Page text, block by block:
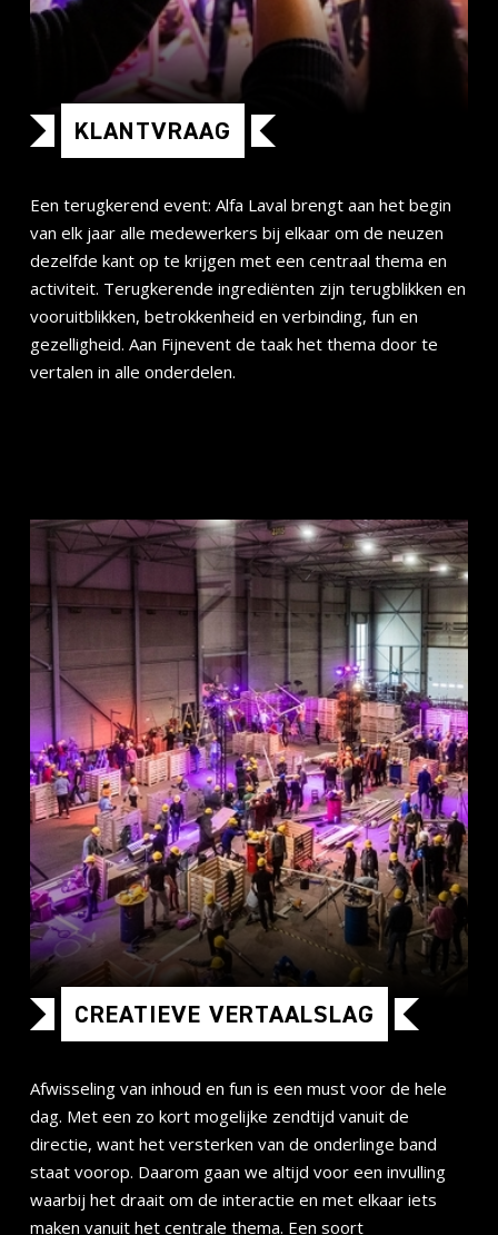
KLANTVRAAG
Een terugkerend event: Alfa Laval brengt aan het begin
van elk jaar alle medewerkers bij elkaar om de neuzen
dezelfde kant op te krijgen met een centraal thema en
activiteit. Terugkerende ingrediënten zijn terugblikken en
vooruitblikken, betrokkenheid en verbinding, fun en
gezelligheid. Aan Fijnevent de taak het thema door te
vertalen in alle onderdelen.
CREATIEVE VERTAALSLAG
Afwisseling van inhoud en fun is een must voor de hele
dag. Met een zo kort mogelijke zendtijd vanuit de
directie, want het versterken van de onderlinge band
staat voorop. Daarom gaan we altijd voor een invulling
waarbij het draait om de interactie en met elkaar iets
maken vanuit het centrale thema. Een soort